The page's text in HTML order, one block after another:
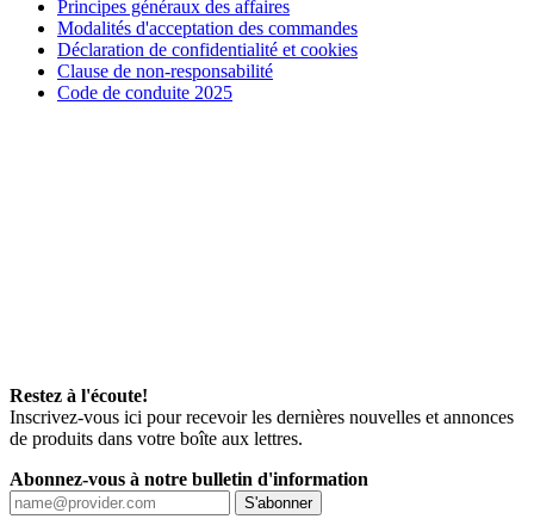
Principes généraux des affaires
Modalités d'acceptation des commandes
Déclaration de confidentialité et cookies
Clause de non-responsabilité
Code de conduite 2025
Restez à l'écoute!
Inscrivez-vous ici pour recevoir les dernières nouvelles et annonces
de produits dans votre boîte aux lettres.
Abonnez-vous à notre bulletin d'information
S'abonner